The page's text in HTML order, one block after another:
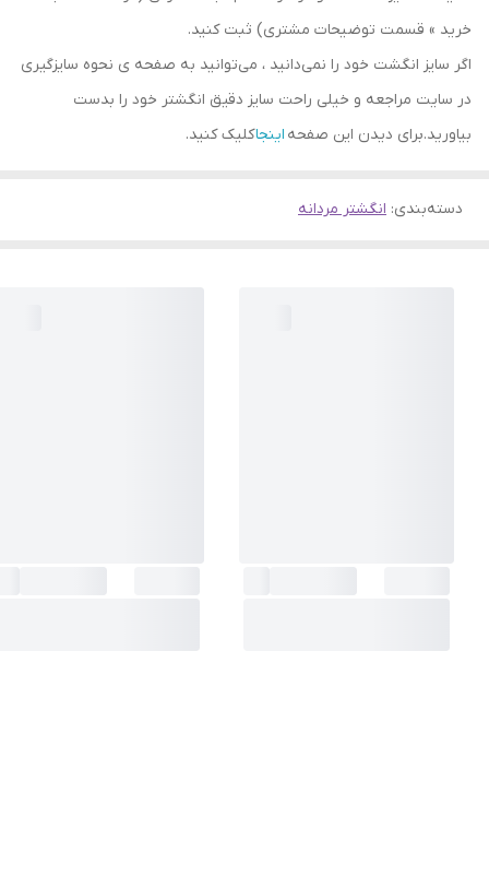
خرید » قسمت توضیحات مشتری) ثبت کنید.
اگر سایز انگشت خود را نمی‌دانید ، می‌توانید به صفحه ی نحوه سایزگیری
در سایت مراجعه و خیلی راحت سایز دقیق انگشتر خود را بدست
بیاورید.برای دیدن این صفحه اینجاکلیک کنید.
دسته‌بندی: انگشتر مردانه